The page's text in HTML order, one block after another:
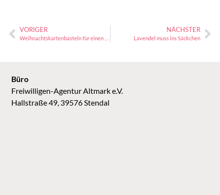
VORIGER NÄCHSTER
Lavendel muss ins Säckchen
Büro
Freiwilligen-Agentur Altmark e.V.
Hallstraße 49, 39576 Stendal